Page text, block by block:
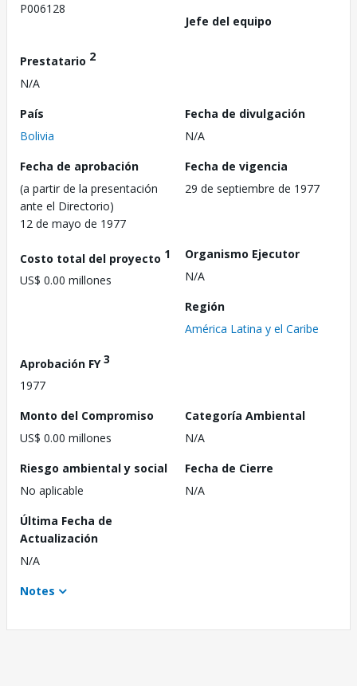
P006128
Jefe del equipo
Prestatario 2
N/A
País
Bolivia
Fecha de divulgación
N/A
Fecha de aprobación
(a partir de la presentación
ante el Directorio)
12 de mayo de 1977
Fecha de vigencia
29 de septiembre de 1977
Costo total del proyecto 1
US$ 0.00 millones
Organismo Ejecutor
N/A
Región
América Latina y el Caribe
Aprobación FY3
1977
Monto del Compromiso
US$ 0.00 millones
Categoría Ambiental
N/A
Riesgo ambiental y social
No aplicable
Fecha de Cierre
N/A
Última Fecha de
Actualización
N/A
Notes